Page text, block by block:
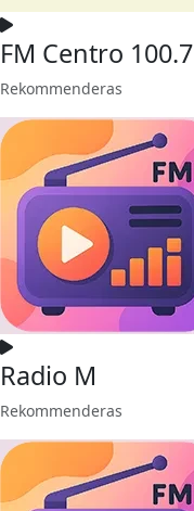
FM Centro 100.7
Rekommenderas
Radio M
Rekommenderas